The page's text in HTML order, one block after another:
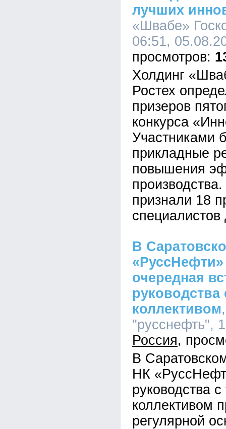
лучших
«Швабе»
06:51,
Холдинг
Ростех
призеров
конкурса
Участниками
прикладные
повышения
признали 18
В
очередная
коллективом
"русснефть",
Россия
В
НК
руководства
коллективом
регулярной